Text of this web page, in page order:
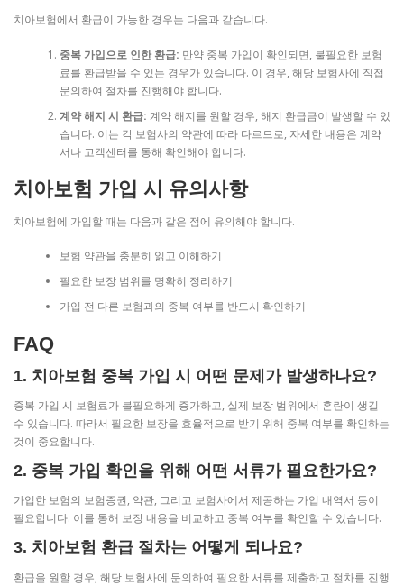
치아보험에서 환급이 가능한 경우는 다음과 같습니다.
중복 가입으로 인한 환급: 만약 중복 가입이 확인되면, 불필요한 보험
료를 환급받을 수 있는 경우가 있습니다. 이 경우, 해당 보험사에 직접
문의하여 절차를 진행해야 합니다.
계약 해지 시 환급: 계약 해지를 원할 경우, 해지 환급금이 발생할 수 있
습니다. 이는 각 보험사의 약관에 따라 다르므로, 자세한 내용은 계약
서나 고객센터를 통해 확인해야 합니다.
치아보험 가입 시 유의사항
치아보험에 가입할 때는 다음과 같은 점에 유의해야 합니다.
보험 약관을 충분히 읽고 이해하기
필요한 보장 범위를 명확히 정리하기
가입 전 다른 보험과의 중복 여부를 반드시 확인하기
FAQ
1. 치아보험 중복 가입 시 어떤 문제가 발생하나요?
중복 가입 시 보험료가 불필요하게 증가하고, 실제 보장 범위에서 혼란이 생길
수 있습니다. 따라서 필요한 보장을 효율적으로 받기 위해 중복 여부를 확인하는
것이 중요합니다.
2. 중복 가입 확인을 위해 어떤 서류가 필요한가요?
가입한 보험의 보험증권, 약관, 그리고 보험사에서 제공하는 가입 내역서 등이
필요합니다. 이를 통해 보장 내용을 비교하고 중복 여부를 확인할 수 있습니다.
3. 치아보험 환급 절차는 어떻게 되나요?
환급을 원할 경우, 해당 보험사에 문의하여 필요한 서류를 제출하고 절차를 진행